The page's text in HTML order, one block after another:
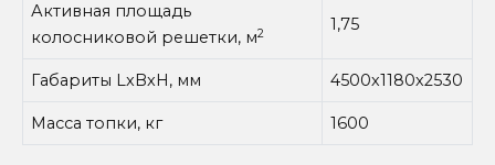
Активная площадь
колосниковой решетки, м2 1,75
Габариты LxBxH, мм 4500х1180х2530
Масса топки, кг 1600